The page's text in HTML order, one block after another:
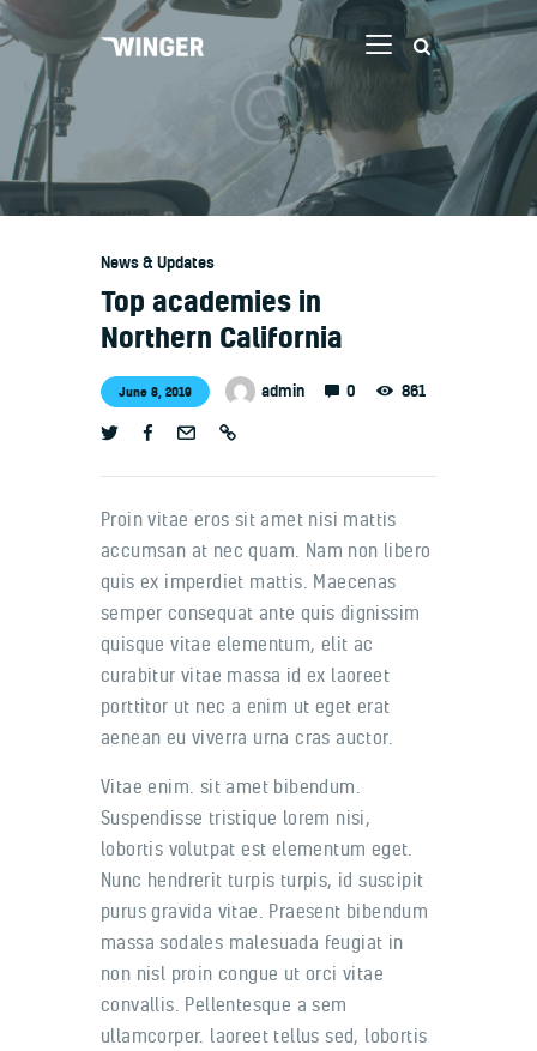
Welcome
Contacts
News & Updates
Top academies in
Northern California
June 8, 2019 admin 0 861
Proin vitae eros sit amet nisi mattis
accumsan at nec quam. Nam non libero
quis ex imperdiet mattis. Maecenas
semper consequat ante quis dignissim
quisque vitae elementum, elit ac
curabitur vitae massa id ex laoreet
porttitor ut nec a enim ut eget erat
aenean eu viverra urna cras auctor.
Vitae enim. sit amet bibendum.
Suspendisse tristique lorem nisi,
lobortis volutpat est elementum eget.
Nunc hendrerit turpis turpis, id suscipit
purus gravida vitae. Praesent bibendum
massa sodales malesuada feugiat in
non nisl proin congue ut orci vitae
convallis. Pellentesque a sem
ullamcorper. laoreet tellus sed, lobortis